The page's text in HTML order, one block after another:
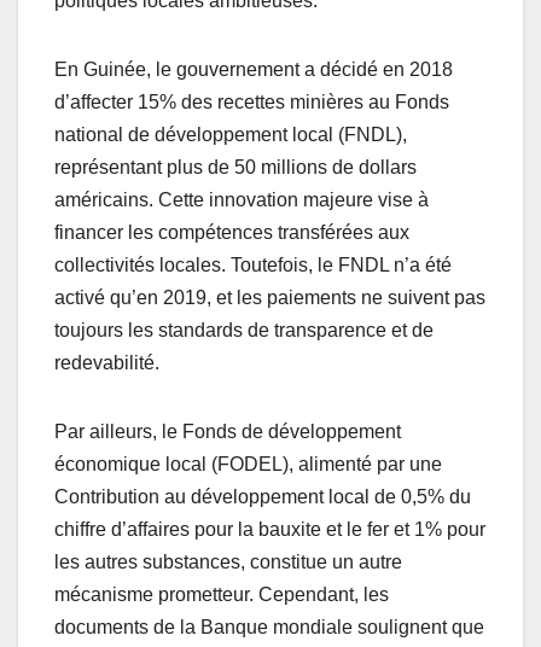
En Guinée, le gouvernement a décidé en 2018
d’affecter 15% des recettes minières au Fonds
national de développement local (FNDL),
représentant plus de 50 millions de dollars
américains. Cette innovation majeure vise à
financer les compétences transférées aux
collectivités locales. Toutefois, le FNDL n’a été
activé qu’en 2019, et les paiements ne suivent pas
toujours les standards de transparence et de
redevabilité.
Par ailleurs, le Fonds de développement
économique local (FODEL), alimenté par une
Contribution au développement local de 0,5% du
chiffre d’affaires pour la bauxite et le fer et 1% pour
les autres substances, constitue un autre
mécanisme prometteur. Cependant, les
documents de la Banque mondiale soulignent que